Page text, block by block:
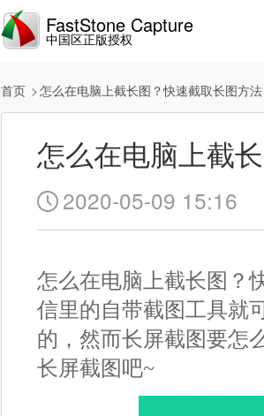
FastStone Capture
中国区正版授权
首页 怎么在电脑上截长图？快速截取长图方法
怎么在电脑上截
 2020-05-09 15:16
怎么在电脑上截长图？
信里的自带截图工具就
的，然而长屏截图要怎
长屏截图吧~